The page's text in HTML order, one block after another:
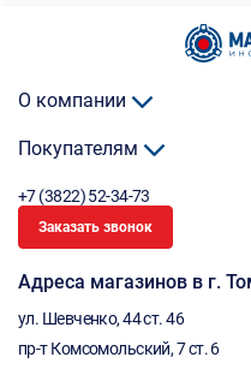
О компании
Покупателям
+7 (3822) 52-34-73
Заказать звонок
Адреса магазинов в г.
ул. Шевченко, 44 ст. 46
пр-т Комсомольский, 7 ст. 6